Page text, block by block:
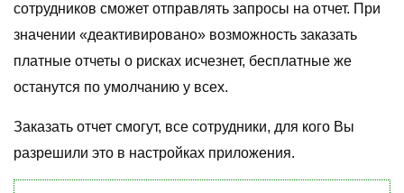
сотрудников сможет отправлять запросы на отчет. При
значении «деактивировано» возможность заказать
платные отчеты о рисках исчезнет, бесплатные же
останутся по умолчанию у всех.
Заказать отчет смогут, все сотрудники, для кого Вы
разрешили это в настройках приложения.